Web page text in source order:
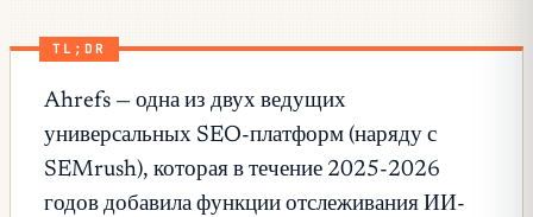
TL;DR
Ahrefs — одна из двух ведущих
универсальных SEO-платформ (наряду с
SEMrush), которая в течение 2025-2026
годов добавила функции отслеживания ИИ-